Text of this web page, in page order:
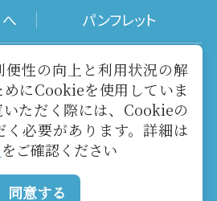
パンフレット
動画ギャラリー
当サイトについて
お問い合わせ
便性の向上と利用状況の解
にCookieを使用していま
ただく際には、Cookieの
く必要があります。詳細は
をご確認ください
同意する